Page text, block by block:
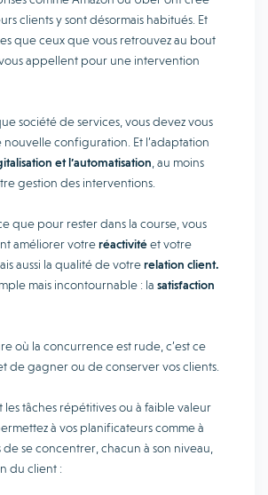
clients y sont désormais habitués. Et
que ceux que vous retrouvez au bout
appellent pour une intervention
société de services, vous devez vous
configuration. Et l’adaptation
et l’automatisation , au moins
gestion des interventions.
que pour rester dans la course, vous
améliorer votreréactivitéet votre
aussi la qualité de votrerelation client.
mais incontournable : la satisfaction
où la concurrence est rude, c’est ce
de gagner ou de conserver vos clients.
les tâches répétitives ou à faible valeur
à vos planificateurs comme à
se concentrer, chacun à son niveau,
du client :